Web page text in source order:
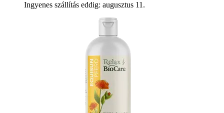
Ingyenes szállítás eddig: augusztus 11.